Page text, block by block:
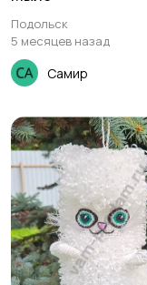
Подольск
5 месяцев назад
Самир